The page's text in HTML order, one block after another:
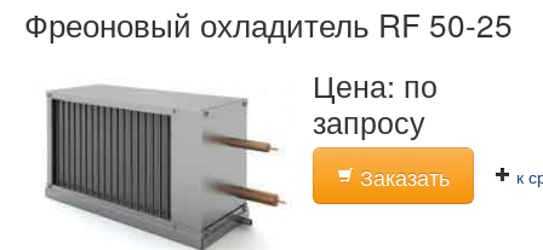
Фреоновый охладитель RF 50-25
Цена: по
запросу
Заказать к